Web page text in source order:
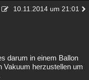
Allmystery English
10.11.2014 um 21:01
darum in einem Ballon
Vakuum herzustellen um